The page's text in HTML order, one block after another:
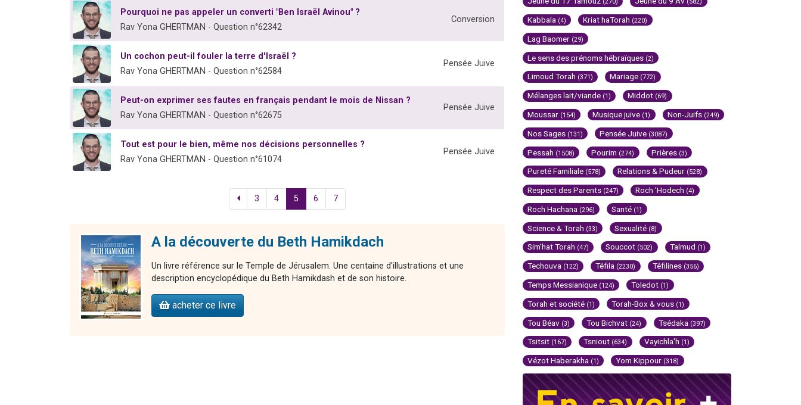
Pourquoi ne pas appeler un converti "Ben Israël Avinou" ?
Rav Yona GHERTMAN - Question n°62342
Conversion
Un cochon peut-il fouler la terre d'Israël ?
Rav Yona GHERTMAN - Question n°62584
Pensée Juive
Peut-on exprimer ses fautes en français pendant le mois de Nissan ?
Rav Yona GHERTMAN - Question n°62675
Pensée Juive
Tout est pour le bien, même nos décisions personnelles ?
Rav Yona GHERTMAN - Question n°61074
Pensée Juive
3 4 5 6 7
A la découverte du Beth Hamikdach
Un livre référence sur le Temple de Jérusalem. Une centaine d'illustrations et une
description encyclopédique du Beth Hamikdash et de son histoire.
acheter ce livre
(270) (582)
Kabbala (4) Kriat haTorah (220)
Lag Baomer (29)
Le sens des prénoms hébraïques (2)
Limoud Torah (371) Mariage (772)
Mélanges lait/viande (1) Middot (69)
Moussar (154) Musique juive (1) Non-Juifs (249)
Nos Sages (131) Pensée Juive (3087)
Pessah (1508) Pourim (274) Prières (3)
Pureté Familiale (578) Relations & Pudeur (528)
Respect des Parents (247) Roch 'Hodech (4)
Roch Hachana (296) Santé (1)
Science & Torah (33) Sexualité (8)
Sim'hat Torah (47) Souccot (502) Talmud (1)
Techouva (122) Téfila (2230) Téfilines (356)
Temps Messianique (124) Toledot (1)
Torah et société (1) Torah-Box & vous (1)
Tou Béav (3) Tou Bichvat (24) Tsédaka (397)
Tsitsit (167) Tsniout (634) Vayichla'h (1)
Vézot Haberakha (1) Yom Kippour (318)